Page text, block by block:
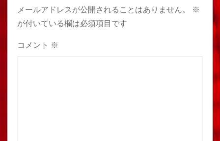
メールアドレスが公開されることはありません。
※
が付いている欄は必須項目です
コメント ※